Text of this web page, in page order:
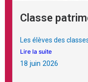
Classe
Les élèves des
Lire la suite
18 juin 2026